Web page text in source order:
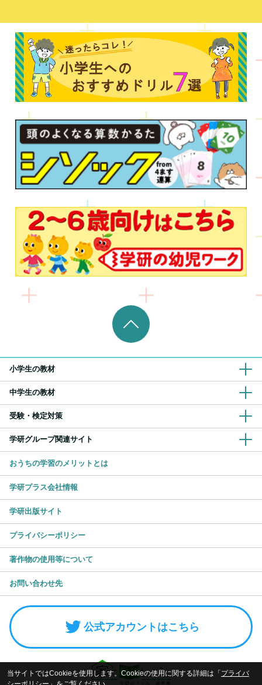
小学生の教材
中学生の教材
受験・検定対策
学研グループ関連サイト
おうちの学習のメリットとは
学研プラス会社情報
学研出版サイト
プライバシーポリシー
著作物の使用等について
お問い合わせ先
公式アカウントはこちら
当サイトではCookieを使用します。Cookieの使用に関する詳細は「 プライバ